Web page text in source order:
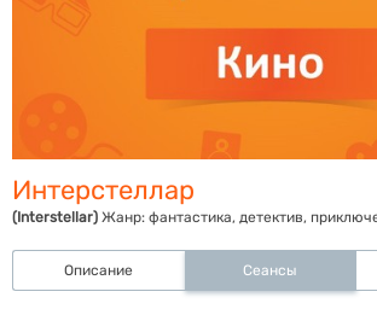
Интерстеллар
(Interstellar) Жанр: фантастика, детектив,
Описание Сеансы